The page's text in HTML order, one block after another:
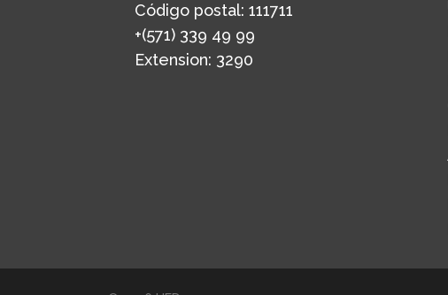
Código postal: 111711
+(571) 339 49 99
Extension: 3290